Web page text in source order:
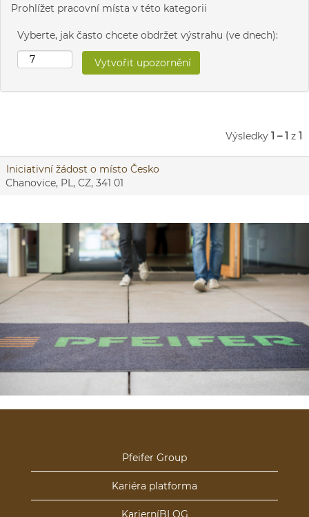
Prohlížet pracovní místa v této kategorii
Vyberte, jak často chcete obdržet výstrahu (ve dnech):
Výsledky 1 – 1 z 1
Iniciativní žádost o místo Česko
Chanovice, PL, CZ, 341 01
Pfeifer Group
Kariéra platforma
KarierníBLOG